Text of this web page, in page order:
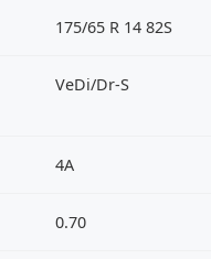
175/65 R 14 82S
VeDi/Dr-S
4A
0.70